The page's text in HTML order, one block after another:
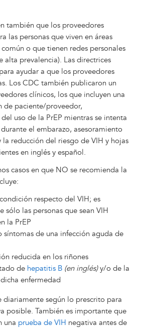
también que los proveedores
las personas que viven en áreas
o que tienen redes personales
alta prevalencia). Las directrices
ayudar a que los proveedores
Los CDC también publicaron un
clínicos, los que incluyen una
de paciente/proveedor,
uso de la PrEP mientras se intenta
el embarazo, asesoramiento
la reducción del riesgo de VIH y hojas
en inglés y español.
casos en que NO se recomienda la
respecto del VIH; es
sólo las personas que sean VIH
la PrEP
síntomas de una infección aguda de
reducida en los riñones
de hepatitis B (en inglés)y/o de la
enfermedad
diariamente según lo prescrito para
posible. También es importante que
una prueba de VIH negativa antes de